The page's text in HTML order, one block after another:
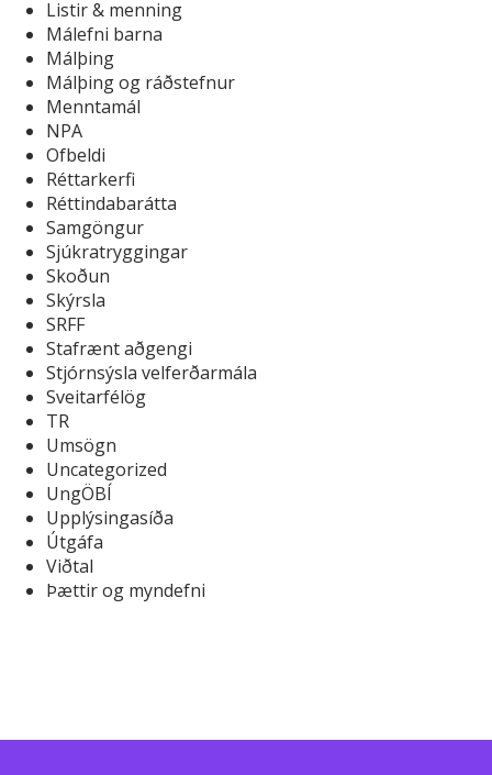
Listir & menning
Málefni barna
Málþing
Málþing og ráðstefnur
Menntamál
NPA
Ofbeldi
Réttarkerfi
Réttindabarátta
Samgöngur
Sjúkratryggingar
Skoðun
Skýrsla
SRFF
Stafrænt aðgengi
Stjórnsýsla velferðarmála
Sveitarfélög
TR
Umsögn
Uncategorized
UngÖBÍ
Upplýsingasíða
Útgáfa
Viðtal
Þættir og myndefni